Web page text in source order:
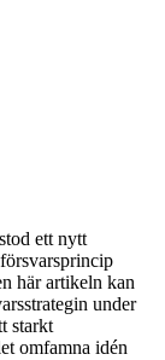
ett nytt
här artikeln kan
under
starkt
omfamna idén